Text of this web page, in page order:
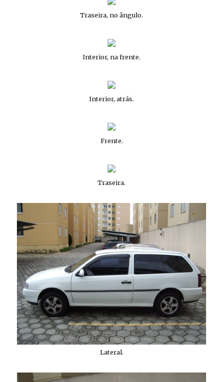
Traseira, no ângulo.
Interior, na frente.
Interior, atrás.
Frente.
Traseira.
Lateral.